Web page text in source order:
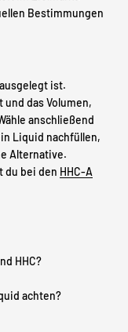
Bestimmungen
ist.
und das Volumen,
anschließend
Liquid nachfüllen,
Alternative.
du bei den HHC-A
HHC?
achten?